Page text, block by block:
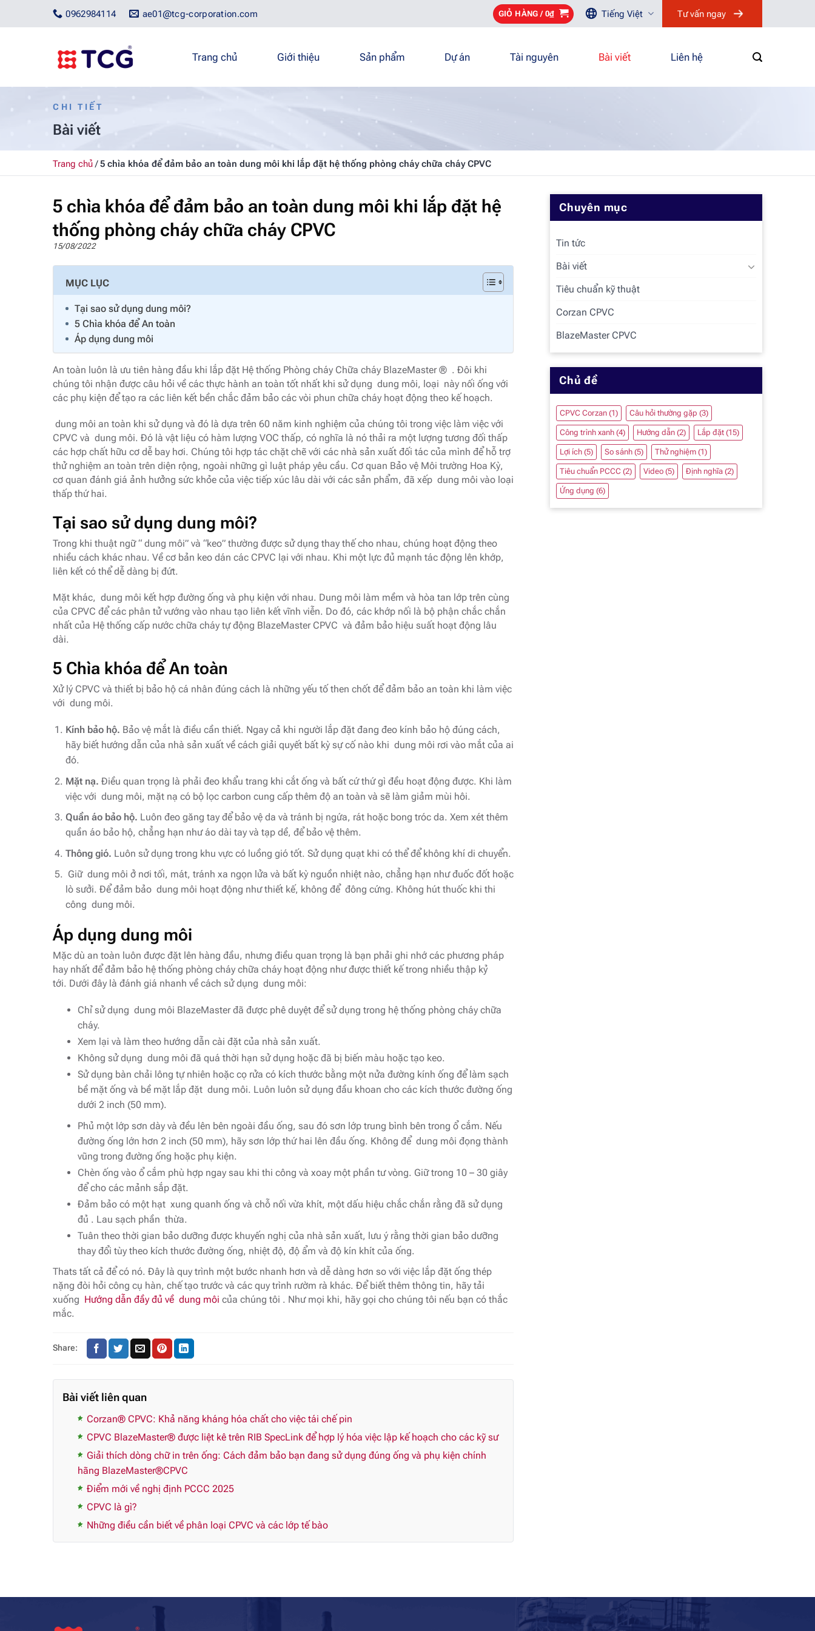
ae01@tcg-corporation.com
0962984114 GIỎ HÀNG / 0₫ Tiếng Việt Tư vấn ngay
Trang chủ Giới thiệu Sản phẩm Dự án Tài nguyên Bài viết Liên hệ
CHI TIẾT
Bài viết
Trang chủ/5 chìa khóa để đảm bảo an toàn dung môi khi lắp đặt hệ thống phòng cháy chữa cháy CPVC
5 chìa khóa để đảm bảo an toàn dung môi khi lắp đặt hệ
thống phòng cháy chữa cháy CPVC
15/08/2022
MỤC LỤC
Tại sao sử dụng dung môi?
5 Chìa khóa để An toàn
Áp dụng dung môi
An toàn luôn là ưu tiên hàng đầu khi lắp đặt Hệ thống Phòng cháy Chữa cháy BlazeMaster ® . Đôi khi
chúng tôi nhận được câu hỏi về các thực hành an toàn tốt nhất khi sử dụng dung môi, loại này nối ống với
các phụ kiện để tạo ra các liên kết bền chắc đảm bảo các vòi phun chữa cháy hoạt động theo kế hoạch.
dung môi an toàn khi sử dụng và đó là dựa trên 60 năm kinh nghiệm của chúng tôi trong việc làm việc với
CPVC và dung môi. Đó là vật liệu có hàm lượng VOC thấp, có nghĩa là nó thải ra một lượng tương đối thấp
các hợp chất hữu cơ dễ bay hơi. Chúng tôi hợp tác chặt chẽ với các nhà sản xuất đối tác của mình để hỗ trợ
thử nghiệm an toàn trên diện rộng, ngoài những gì luật pháp yêu cầu. Cơ quan Bảo vệ Môi trường Hoa Kỳ,
cơ quan đánh giá ảnh hưởng sức khỏe của việc tiếp xúc lâu dài với các sản phẩm, đã xếp dung môi vào loại
thấp thứ hai.
Tại sao sử dụng dung môi?
Trong khi thuật ngữ “ dung môi” và “keo” thường được sử dụng thay thế cho nhau, chúng hoạt động theo
nhiều cách khác nhau. Về cơ bản keo dán các CPVC lại với nhau. Khi một lực đủ mạnh tác động lên khớp,
liên kết có thể dễ dàng bị đứt.
Mặt khác, dung môi kết hợp đường ống và phụ kiện với nhau. Dung môi làm mềm và hòa tan lớp trên cùng
của CPVC để các phân tử vướng vào nhau tạo liên kết vĩnh viễn. Do đó, các khớp nối là bộ phận chắc chắn
nhất của Hệ thống cấp nước chữa cháy tự động BlazeMaster CPVC và đảm bảo hiệu suất hoạt động lâu
dài.
5 Chìa khóa để An toàn
Xử lý CPVC và thiết bị bảo hộ cá nhân đúng cách là những yếu tố then chốt để đảm bảo an toàn khi làm việc
với dung môi.
Kính bảo hộ. Bảo vệ mắt là điều cần thiết. Ngay cả khi người lắp đặt đang đeo kính bảo hộ đúng cách,
hãy biết hướng dẫn của nhà sản xuất về cách giải quyết bất kỳ sự cố nào khi dung môi rơi vào mắt của ai
đó.
Mặt nạ. Điều quan trọng là phải đeo khẩu trang khi cắt ống và bất cứ thứ gì đều hoạt động được. Khi làm
việc với dung môi, mặt nạ có bộ lọc carbon cung cấp thêm độ an toàn và sẽ làm giảm mùi hôi.
Quần áo bảo hộ. Luôn đeo găng tay để bảo vệ da và tránh bị ngứa, rát hoặc bong tróc da. Xem xét thêm
quần áo bảo hộ, chẳng hạn như áo dài tay và tạp dề, để bảo vệ thêm.
Thông gió. Luôn sử dụng trong khu vực có luồng gió tốt. Sử dụng quạt khi có thể để không khí di chuyển.
Giữ dung môi ở nơi tối, mát, tránh xa ngọn lửa và bất kỳ nguồn nhiệt nào, chẳng hạn như đuốc đốt hoặc
lò sưởi. Để đảm bảo dung môi hoạt động như thiết kế, không để đông cứng. Không hút thuốc khi thi
công dung môi.
Áp dụng dung môi
Mặc dù an toàn luôn được đặt lên hàng đầu, nhưng điều quan trọng là bạn phải ghi nhớ các phương pháp
hay nhất để đảm bảo hệ thống phòng cháy chữa cháy hoạt động như được thiết kế trong nhiều thập kỷ
tới. Dưới đây là đánh giá nhanh về cách sử dụng dung môi:
Chỉ sử dụng dung môi BlazeMaster đã được phê duyệt để sử dụng trong hệ thống phòng cháy chữa
cháy.
Xem lại và làm theo hướng dẫn cài đặt của nhà sản xuất.
Không sử dụng dung môi đã quá thời hạn sử dụng hoặc đã bị biến màu hoặc tạo keo.
Sử dụng bàn chải lông tự nhiên hoặc cọ rửa có kích thước bằng một nửa đường kính ống để làm sạch
bề mặt ống và bề mặt lắp đặt dung môi. Luôn luôn sử dụng đầu khoan cho các kích thước đường ống
dưới 2 inch (50 mm).
Phủ một lớp sơn dày và đều lên bên ngoài đầu ống, sau đó sơn lớp trung bình bên trong ổ cắm. Nếu
đường ống lớn hơn 2 inch (50 mm), hãy sơn lớp thứ hai lên đầu ống. Không để dung môi đọng thành
vũng trong đường ống hoặc phụ kiện.
Chèn ống vào ổ cắm phù hợp ngay sau khi thi công và xoay một phần tư vòng. Giữ trong 10 – 30 giây
để cho các mảnh sắp đặt.
Đảm bảo có một hạt xung quanh ống và chỗ nối vừa khít, một dấu hiệu chắc chắn rằng đã sử dụng
đủ . Lau sạch phần thừa.
Tuân theo thời gian bảo dưỡng được khuyến nghị của nhà sản xuất, lưu ý rằng thời gian bảo dưỡng
thay đổi tùy theo kích thước đường ống, nhiệt độ, độ ẩm và độ kín khít của ống.
Thats tất cả để có nó. Đây là quy trình một bước nhanh hơn và dễ dàng hơn so với việc lắp đặt ống thép
nặng đòi hỏi công cụ hàn, chế tạo trước và các quy trình rườm rà khác. Để biết thêm thông tin, hãy tải
xuống Hướng dẫn đầy đủ về dung môi của chúng tôi . Như mọi khi, hãy gọi cho chúng tôi nếu bạn có thắc
mắc.
Share:
Bài viết liên quan
Corzan® CPVC: Khả năng kháng hóa chất cho việc tái chế pin
CPVC BlazeMaster® được liệt kê trên RIB SpecLink để hợp lý hóa việc lập kế hoạch cho các kỹ sư
Giải thích dòng chữ in trên ống: Cách đảm bảo bạn đang sử dụng đúng ống và phụ kiện chính
hãng BlazeMaster®CPVC
Điểm mới về nghị định PCCC 2025
CPVC là gì?
Những điều cần biết về phân loại CPVC và các lớp tế bào
Chuyên mục
Tin tức
Bài viết
Tiêu chuẩn kỹ thuật
Corzan CPVC
BlazeMaster CPVC
Chủ đề
CPVC Corzan (1) Câu hỏi thường gặp (3)
Công trình xanh (4) Hướng dẫn (2) Lắp đặt (15)
Lợi ích (5) So sánh (5) Thử nghiệm (1)
Tiêu chuẩn PCCC (2) Video (5) Định nghĩa (2)
Ứng dụng (6)